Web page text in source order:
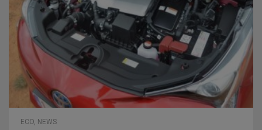
ECO, NEWS